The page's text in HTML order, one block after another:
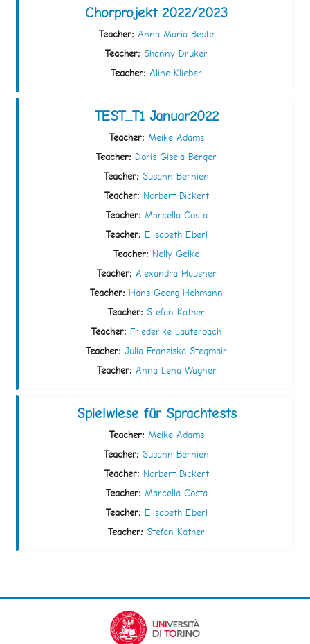
Chorprojekt 2022/2023
Teacher: Anna Maria Beste
Teacher: Shanny Druker
Teacher: Aline Klieber
TEST_T1 Januar2022
Teacher: Meike Adams
Teacher: Doris Gisela Berger
Teacher: Susann Bernien
Teacher: Norbert Bickert
Teacher: Marcella Costa
Teacher: Elisabeth Eberl
Teacher: Nelly Gelke
Teacher: Alexandra Hausner
Teacher: Hans Georg Hehmann
Teacher: Stefan Kather
Teacher: Friederike Lauterbach
Teacher: Julia Franziska Stegmair
Teacher: Anna Lena Wagner
Spielwiese für Sprachtests
Teacher: Meike Adams
Teacher: Susann Bernien
Teacher: Norbert Bickert
Teacher: Marcella Costa
Teacher: Elisabeth Eberl
Teacher: Stefan Kather